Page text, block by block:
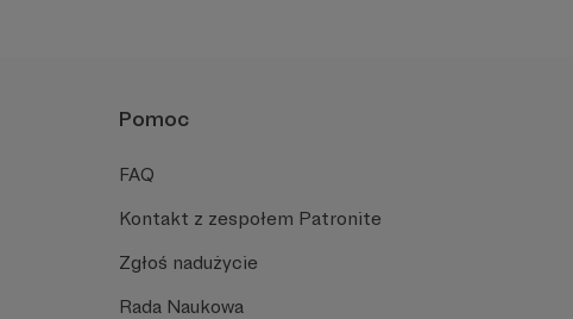
Pomoc
FAQ
Kontakt z zespołem Patronite
Zgłoś nadużycie
Rada Naukowa